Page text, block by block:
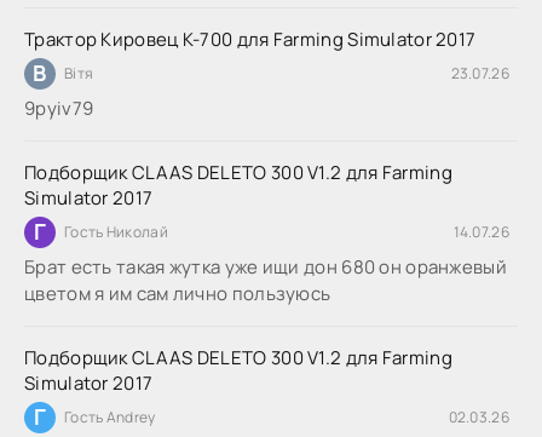
Трактор Кировец К-700 для Farming Simulator 2017
В Вітя 23.07.26
9руіv79
Подборщик CLAAS DELETO 300 V1.2 для Farming
Simulator 2017
Г Гость Николай 14.07.26
Брат есть такая жутка уже ищи дон 680 он оранжевый
цветом я им сам лично пользуюсь
Подборщик CLAAS DELETO 300 V1.2 для Farming
Simulator 2017
Г Гость Andrey 02.03.26